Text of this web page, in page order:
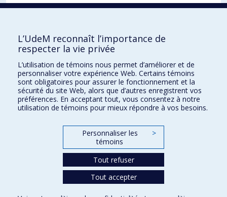
La nouvelle vie de Véronique Hivon
Maison des affaires publiques et
internationales
L’UdeM reconnaît l’importance de
respecter la vie privée
L’utilisation de témoins nous permet d’améliorer et de
personnaliser votre expérience Web. Certains témoins
sont obligatoires pour assurer le fonctionnement et la
sécurité du site Web, alors que d’autres enregistrent vos
préférences. En acceptant tout, vous consentez à notre
utilisation de témoins pour mieux répondre à vos besoins.
Personnaliser les
témoins
>
Tout refuser
Tout accepter